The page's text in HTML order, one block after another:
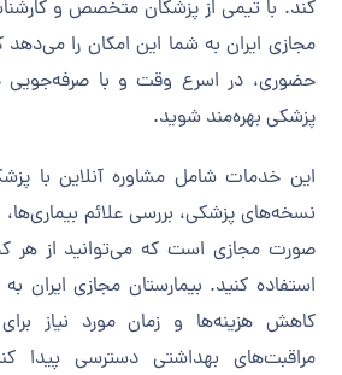
کند. با تیمی از پزشکان متخصص و
مجازی ایران به شما این امکان را می‌دهد
حضوری، در اسرع وقت و با صرفه‌جویی
پزشکی بهره‌مند شوید.
این خدمات شامل مشاوره آنلاین با
نسخه‌های پزشکی، بررسی علائم
صورت مجازی است که می‌توانید از هر
استفاده کنید. بیمارستان مجازی ایران
کاهش هزینه‌ها و زمان مورد نیاز
مراقبت‌های بهداشتی دسترسی پیدا